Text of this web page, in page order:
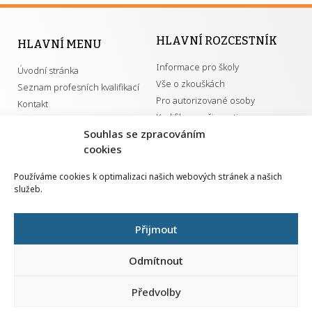
Souhlas se zpracováním
cookies
Používáme cookies k optimalizaci našich webových stránek a našich
služeb.
Přijmout
Odmítnout
Předvolby
HLAVNÍ MENU
Úvodní stránka
Seznam profesních kvalifikací
Kontakt
HLAVNÍ ROZCESTNÍK
Informace pro školy
Vše o zkouškách
Pro autorizované osoby
Kvalifikace a živnosti
GDPR
Národní pedagogický institut ČR
Senovážné náměstí 25
110 00 Praha 1